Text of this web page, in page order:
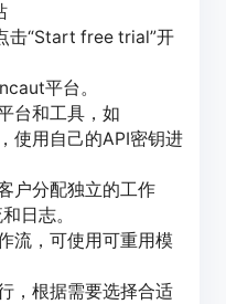
击“Start free trial”开
平台。
台和工具，如
使用自己的API密钥进
户分配独立的工作
日志。
流，可使用可重用模
，根据需要选择合适